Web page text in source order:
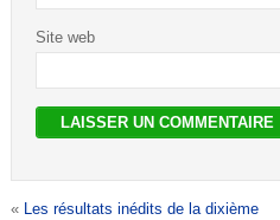
Site web
« Les résultats inédits de la dixième